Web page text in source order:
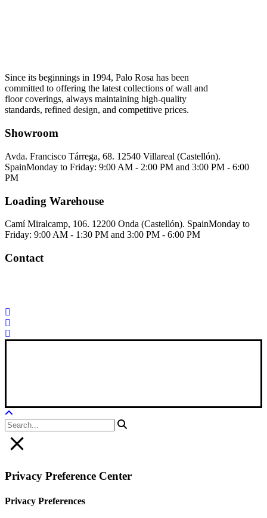
Since its beginnings in 1994, Palo Rosa has been
committed to offering the latest collections of wall and
floor coverings, always maintaining high-quality
standards, refined design, and competitive prices.
Showroom
Avda. Francisco Tárrega, 68. 12540 Villareal (Castellón).
SpainMonday to Friday: 9:00 AM - 2:00 PM and 3:00 PM - 6:00
PM
Loading Warehouse
Camí Miralcamp, 106. 12200 Onda (Castellón). SpainMonday to
Friday: 9:00 AM - 1:30 PM and 3:00 PM - 6:00 PM
Contact
Privacy Preference Center
Privacy Preferences